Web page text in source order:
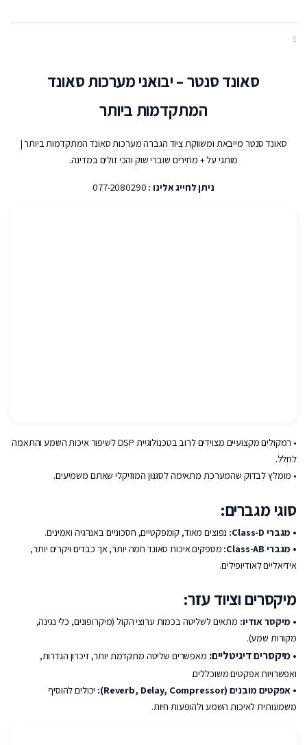
סאונד סנטר – יבואני מערכות סאונד
המתקדמות ביותר
סאונד סנטר מייבאת ומשווקת ציוד הגברהמערכות סאונד המתקדמות ביותר |
מותגי על + מחירים שוברי שוק והכי זולים במדינה.
ניתן לחייג אלינו :
• רמקולים מקצועיים מצוידים לרוב בטכנולוגיית DSP לשיפור איכות השמע והתאמה
לחלל.
• מומלץ לבדוק שהמערכת מתאימה לסגנון המוזיקלי שאתם משמיעים.
סוגי מגברים:
• מגברי Class-D:
נפוצים מאוד, קומפקטיים, חסכוניים באנרגיה ואמינים.
• מגברי Class-AB:
מספקים איכות סאונד חמה יותר, אך כבדים ויקרים יותר,
אידיאליים לאודיופילים.
מיקסרים וציוד עזר:
• מיקסר אודיו: מתאים לשליטה בכמות ערוצי הקול (מיקרופונים, כלי נגינה,
מקורות שמע).
• מיקסרים דיגיטליים: מאפשרים שליטה מתקדמת יותר, זיכרון הגדרות,
ואפשרויות אפקטים משוכללים.
• אפקטים מובנים (Reverb, Delay, Compressor):
יכולים להוסיף
משמעותית לאיכות השמע ולהופעות חיות.